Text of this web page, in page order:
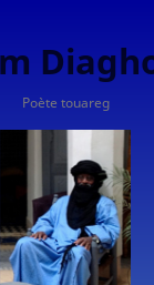
Poète touareg